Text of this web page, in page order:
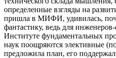
определенные взгляды на
пришла в МИФИ, удивилась,
фантастику, ведь для
Институте фундаментальных
наук поощряются элективные
предложила план, его